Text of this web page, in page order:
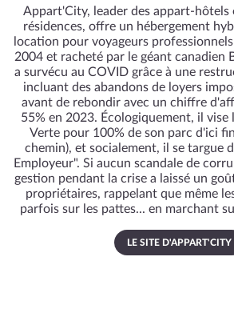
Appart'City, leader des appart-hôtels
résidences, offre un hébergement
location pour voyageurs
2004 et racheté par le géant canadien
a survécu au COVID grâce à une
incluant des abandons de loyers
avant de rebondir avec un chiffre
55% en 2023. Écologiquement, il
Verte pour 100% de son parc d'ici
chemin), et socialement, il se targue
Employeur". Si aucun scandale de
gestion pendant la crise a laissé un
propriétaires, rappelant que même
parfois sur les pattes... en marchant
LE SITE D'APPART'CITY